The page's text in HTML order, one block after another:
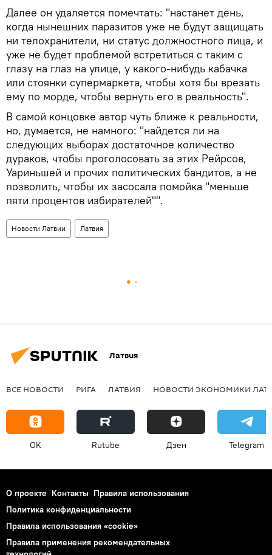
Далее он удаляется помечтать: "настанет день,
когда нынешних паразитов уже не будут защищать
ни телохранители, ни статус должностного лица, и
уже не будет проблемой встретиться с таким с
глазу на глаз на улице, у какого-нибудь кабачка
или стоянки супермаркета, чтобы хотя бы врезать
ему по морде, чтобы вернуть его в реальность".
В самой концовке автор чуть ближе к реальности,
но, думается, не намного: "найдется ли на
следующих выборах достаточное количество
дураков, чтобы проголосовать за этих Рейрсов,
Уариньшей и прочих политических бандитов, а не
позволить, чтобы их засосала помойка "меньше
пяти процентов избирателей"".
Новости Латвии Латвия
Латвия
ВСЕ НОВОСТИ РИГА ЛАТВИЯ НОВОСТИ ЭКОНОМИКИ
OK Rutube Дзен Telegram
О проекте Контакты Правила использования
Политика конфиденциальности
Правила использования «cookie»
Правила применения рекомендательных